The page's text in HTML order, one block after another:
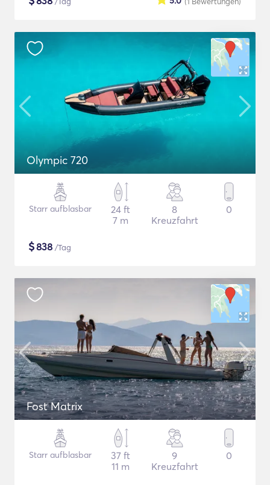
Olympic 720
Starr aufblasbar
24 ft
7 m
8
Kreuzfahrt
0
$838 /Tag
Fost Matrix
Starr aufblasbar
37 ft
11 m
9
Kreuzfahrt
0